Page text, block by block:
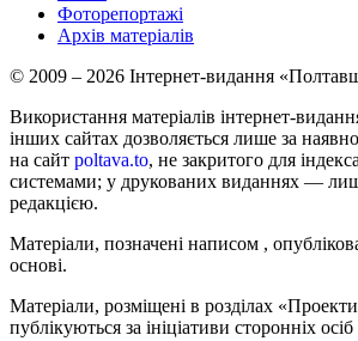
Фоторепортажі
Архів матеріалів
© 2009 – 2026 Інтернет-видання
Використання матеріалів інтернет-
інших сайтах дозволяється лише за
на сайт poltava.to, не закритого для
системами; у друкованих виданнях —
редакцією.
Матеріали, позначені написом ,
основі.
Матеріали, розміщені в розділах
публікуються за ініціативи сторонніх